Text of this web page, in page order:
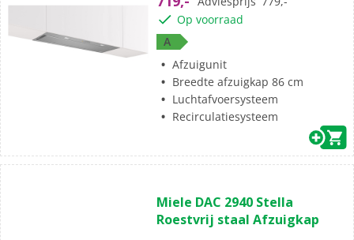
Op voorraad
A
Afzuigunit
Breedte afzuigkap 86 cm
Luchtafvoersysteem
Recirculatiesysteem
Miele DAC 2940 Stella
Roestvrij staal Afzuigkap